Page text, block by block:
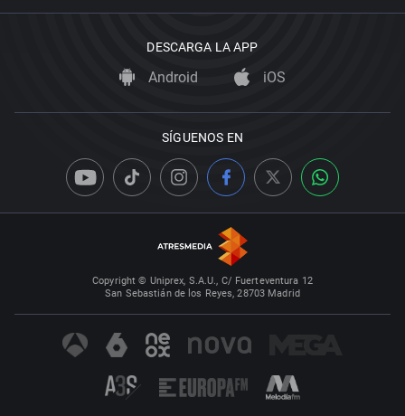
DESCARGA LA APP
Android iOS
SÍGUENOS EN
Copyright © Uniprex, S.A.U., C/ Fuerteventura 12
San Sebastián de los Reyes, 28703 Madrid